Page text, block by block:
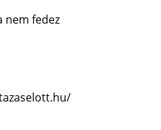
nem fedez